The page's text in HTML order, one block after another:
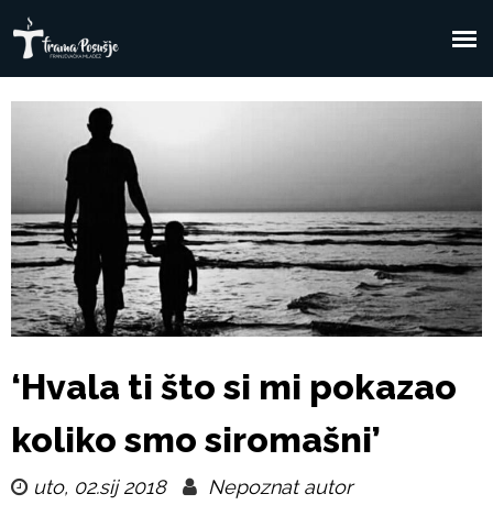
izbornik
F
a
m
a
s
‘Hvala ti što si mi pokazao
koliko smo siromašni’
uto, 02.sij 2018 Nepoznat autor